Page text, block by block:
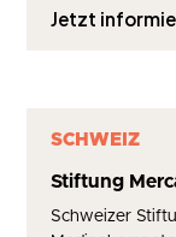
Jetzt
SCHWEIZ
Stiftung
Schweizer